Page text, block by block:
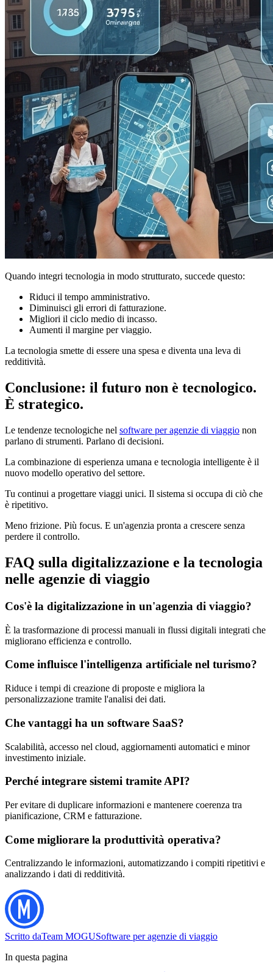
Quando integri tecnologia in modo strutturato, succede questo:
Riduci il tempo amministrativo.
Diminuisci gli errori di fatturazione.
Migliori il ciclo medio di incasso.
Aumenti il margine per viaggio.
La tecnologia smette di essere una spesa e diventa una leva di
redditività.
Conclusione: il futuro non è tecnologico.
È strategico.
Le tendenze tecnologiche nel software per agenzie di viaggio non
parlano di strumenti. Parlano di decisioni.
La combinazione di esperienza umana e tecnologia intelligente è il
nuovo modello operativo del settore.
Tu continui a progettare viaggi unici. Il sistema si occupa di ciò che
è ripetitivo.
Meno frizione. Più focus. E un'agenzia pronta a crescere senza
perdere il controllo.
FAQ sulla digitalizzazione e la tecnologia
nelle agenzie di viaggio
Cos'è la digitalizzazione in un'agenzia di viaggio?
È la trasformazione di processi manuali in flussi digitali integrati che
migliorano efficienza e controllo.
Come influisce l'intelligenza artificiale nel turismo?
Riduce i tempi di creazione di proposte e migliora la
personalizzazione tramite l'analisi dei dati.
Che vantaggi ha un software SaaS?
Scalabilità, accesso nel cloud, aggiornamenti automatici e minor
investimento iniziale.
Perché integrare sistemi tramite API?
Per evitare di duplicare informazioni e mantenere coerenza tra
pianificazione, CRM e fatturazione.
Come migliorare la produttività operativa?
Centralizzando le informazioni, automatizzando i compiti ripetitivi e
analizzando i dati di redditività.
Scritto daTeam MOGUSoftware per agenzie di viaggio
In questa pagina